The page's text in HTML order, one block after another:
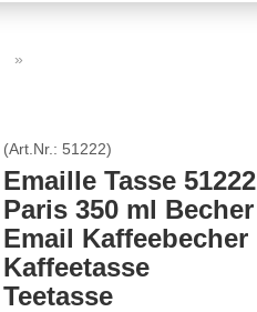
»
(Art.Nr.: 51222)
Emaille Tasse 51222
Paris 350 ml Becher
Email Kaffeebecher
Kaffeetasse
Teetasse